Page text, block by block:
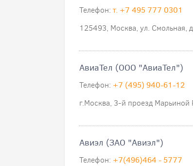
Телефон: т. +7 495 777 0301
125493, Москва, ул. Смольная,
АвиаТел (ООО "АвиаТел")
Телефон: +7 (495) 940-61-12
г.Москва, 3-й проезд
Авиэл (ЗАО "Авиэл")
Телефон: +7(496)464 - 5777